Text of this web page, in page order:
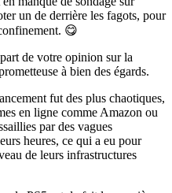
un de derrière les fagots, pour
😋
de votre opinion sur la
à bien des égards.
fut des plus chaotiques,
en ligne comme Amazon ou
par des vagues
heures, ce qui a eu pour
de leurs infrastructures